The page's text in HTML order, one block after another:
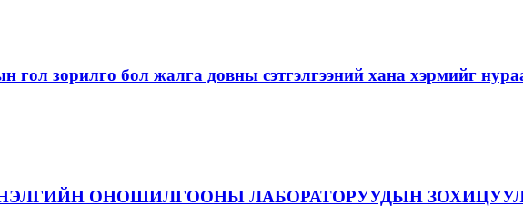
зорилго бол жалга довны сэтгэлгээний хана хэрмийг
ОНОШИЛГООНЫ ЛАБОРАТОРУУДЫН